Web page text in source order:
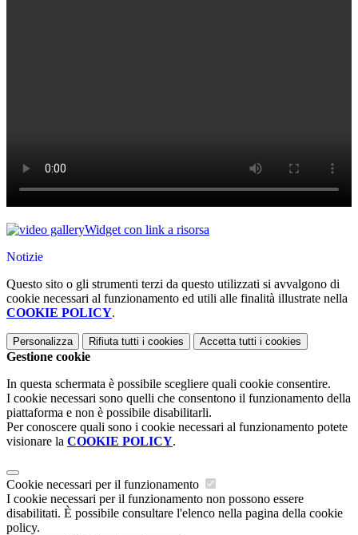
Widget con link a risorsa
Notizie
Questo sito o gli strumenti terzi da questo utilizzati si avvalgono di
cookie necessari al funzionamento ed utili alle finalità illustrate nella
COOKIE POLICY.
Personalizza Rifiuta tutti i cookies Accetta tutti i cookies
Gestione cookie
In questa schermata è possibile scegliere quali cookie consentire.
I cookie necessari sono quelli che consentono il funzionamento della
piattaforma e non è possibile disabilitarli.
Per conoscere quali sono i cookie necessari al funzionamento potete
visionare la COOKIE POLICY.
Cookie necessari per il funzionamento
I cookie necessari per il funzionamento non possono essere
disabilitati. È possibile consultare l'elenco nella pagina della cookie
policy.